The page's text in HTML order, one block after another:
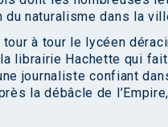
naturalisme dans la
à tour le lycéen
librairie Hachette qui
journaliste confiant
la débâcle de